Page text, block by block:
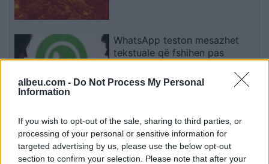
albeu.com - Do Not Process My Personal
Information
If you wish to opt-out of the sale, sharing to third parties, or
processing of your personal or sensitive information for
targeted advertising by us, please use the below opt-out
section to confirm your selection. Please note that after your
WhatsApp teston mesazhet
tekstuale që fshihen pas
dosjen e inceneratorit të
Tiranës, arrestohet Renardo
Nallbani në Palasë